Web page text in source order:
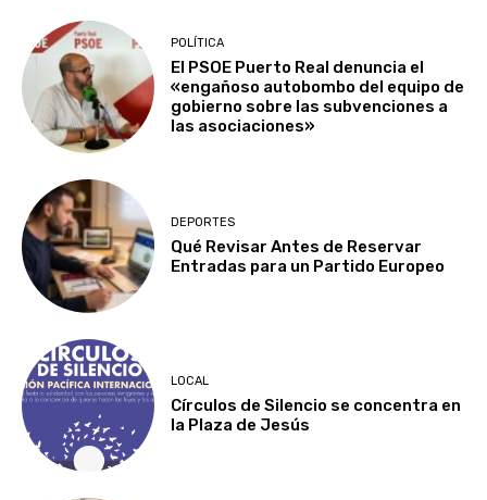
POLÍTICA
El PSOE Puerto Real denuncia el
«engañoso autobombo del equipo de
gobierno sobre las subvenciones a
las asociaciones»
DEPORTES
Qué Revisar Antes de Reservar
Entradas para un Partido Europeo
LOCAL
Círculos de Silencio se concentra en
la Plaza de Jesús